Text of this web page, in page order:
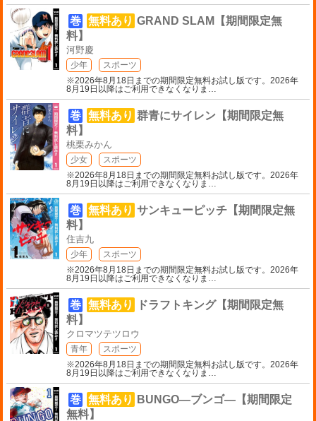
巻 無料あり GRAND SLAM【期間限定無
料】
河野慶
少年
スポーツ
※2026年8月18日までの期間限定無料お試し版です。2026年
8月19日以降はご利用できなくなりま
巻 無料あり 群青にサイレン【期間限定無
料】
桃栗みかん
少女
スポーツ
※2026年8月18日までの期間限定無料お試し版です。2026年
8月19日以降はご利用できなくなりま
巻 無料あり サンキューピッチ【期間限定無
料】
住吉九
少年
スポーツ
※2026年8月18日までの期間限定無料お試し版です。2026年
8月19日以降はご利用できなくなりま
巻 無料あり
ドラフトキング【期間限定無
料】
クロマツテツロウ
青年
スポーツ
※2026年8月18日までの期間限定無料お試し版です。2026年
8月19日以降はご利用できなくなりま
巻 無料あり
BUNGO―ブンゴ―【期間限定
無料】